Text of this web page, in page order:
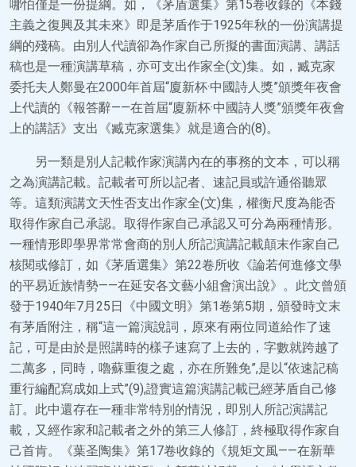
哪怕僅是一份提綱。如，《茅盾選集》第15卷收錄的《本錢
主義之復興及其未來》即是茅盾作于1925年秋的一份演講提
綱的殘稿。由別人代讀卻為作家自己所擬的書面演講、講話
稿也是一種演講草稿，亦可支出作家全(文)集。如，臧克家
委托夫人鄭曼在2000年首屆“廈新杯·中國詩人獎”頒獎年夜會
上代讀的《報答辭——在首屆“廈新杯·中國詩人獎”頒獎年夜會
上的講話》支出《臧克家選集》就是適合的(8)。
另一類是別人記載作家演講內在的事務的文本，可以稱
之為演講記載。記載者可所以記者、速記員或許通俗聽眾
等。這類演講文天性否支出作家全(文)集，權衡尺度為能否
取得作家自己承認。取得作家自己承認又可分為兩種情形。
一種情形即學界常常會商的別人所記演講記載顛末作家自己
核閱或修訂，如《茅盾選集》第22卷所收《論若何進修文學
的平易近族情勢——在延安各文藝小組會演出說》。此文曾頒
發于1940年7月25日《中國文明》第1卷第5期，頒發時文末
有茅盾附注，稱“這一篇演說詞，原來有兩位同道給作了速
記，可是由於是照講時的樣子速寫了上去的，字數就跨越了
二萬多，同時，嚕蘇重復之處，亦在所難免”,是以“依速記稿
重行編配寫成如上式”(9),證實這篇演講記載已經茅盾自己修
訂。此中還存在一種非常特別的情況，即別人所記演講記
載，又經作家和記載者之外的第三人修訂，終極取得作家自
己首肯。《葉圣陶集》第17卷收錄的《規矩文風——在新華